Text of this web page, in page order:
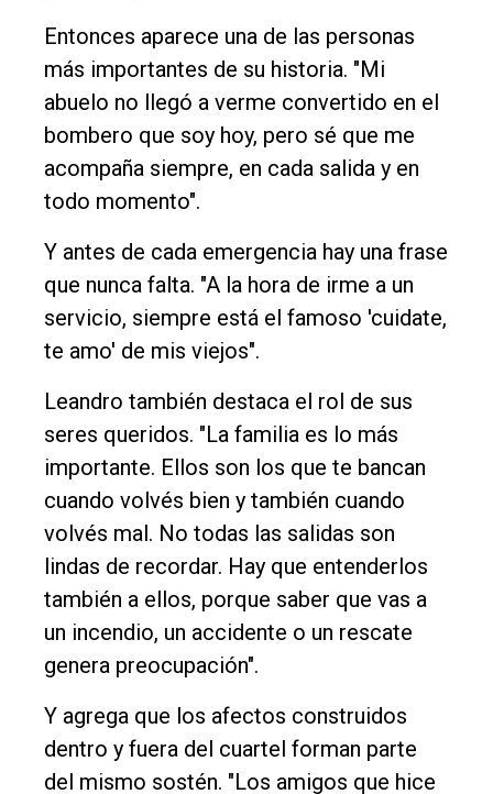
Entonces aparece una de las personas
más importantes de su historia. "Mi
abuelo no llegó a verme convertido en el
bombero que soy hoy, pero sé que me
acompaña siempre, en cada salida y en
todo momento".
Y antes de cada emergencia hay una frase
que nunca falta. "A la hora de irme a un
servicio, siempre está el famoso 'cuidate,
te amo' de mis viejos".
Leandro también destaca el rol de sus
seres queridos. "La familia es lo más
importante. Ellos son los que te bancan
cuando volvés bien y también cuando
volvés mal. No todas las salidas son
lindas de recordar. Hay que entenderlos
también a ellos, porque saber que vas a
un incendio, un accidente o un rescate
genera preocupación".
Y agrega que los afectos construidos
dentro y fuera del cuartel forman parte
del mismo sostén. "Los amigos que hice